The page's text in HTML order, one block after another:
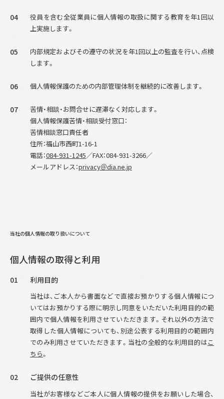
04
役員を含む全従業員に個人情報の取扱に関する教育を年1回以
上実施します。
05
内部規定およびその遵守の状況を年1回以上の監査を行い、点検
します。
06 個人情報保護のための内部管理体制を継続的に改善します。
07
苦情・相談・お問合せに遅滞なく対応します。
個人情報保護苦情・相談受付窓口：
苦情相談窓口責任者
住所：福山市西町1-16-1
電話：084-931-1245／FAX：084-931-3266／
メールアドレス：privacy＠dia.ne.jp
当社の個人情報の取り扱いについて
個人情報の取得と利用
01 利用目的
当社は、ご本人から書面などで直接お預かりする個人情報につ
いてはお預かりする際に明示し同意をいただいた利用目的の範
囲内で個人情報を利用させていただきます。それ以外の方法で
取得した個人情報についても、別途公表する利用目的の範囲内
でのみ利用させていただきます。当社の全般的な利用目的はこ
ちら。
02 ご提供の任意性
当社がお客様などご本人に個人情報の提供をお願いした場合、